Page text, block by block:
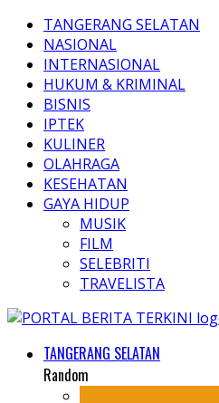
TANGERANG SELATAN
NASIONAL
INTERNASIONAL
HUKUM & KRIMINAL
BISNIS
IPTEK
KULINER
OLAHRAGA
KESEHATAN
GAYA HIDUP
MUSIK
FILM
SELEBRITI
TRAVELISTA
TANGERANG SELATAN
Random